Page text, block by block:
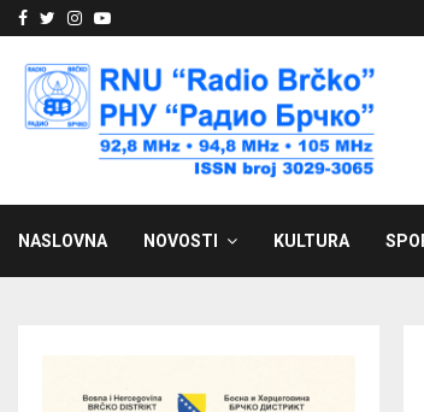
Facebook
Twitter
Instagram
Youtube
NASLOVNA NOVOSTI KULTURA